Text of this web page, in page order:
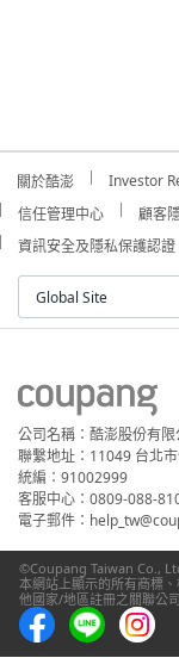
關於酷澎 Investor
信任管理中心
顧客
資訊安全及隱私保護認證
Global Site
公司名稱：酷澎股份有限
聯繫地址：11049 台北
統編：91002999
客服中心：0809-088-
電子郵件：
©Coupang Taiwan Co.,
本網站上顯示的所有商標
他國家/地區註冊之關聯公